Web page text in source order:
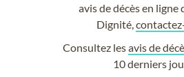
avis de décès en ligne
Dignité,
Consultez lesavis de
10 derniers